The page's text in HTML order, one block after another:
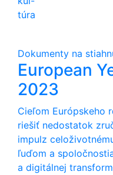
túra
Dokumenty na
European
2023
Cieľom Európskeho
riešiť nedostatok
impulz
ľuďom a
a digitálnej